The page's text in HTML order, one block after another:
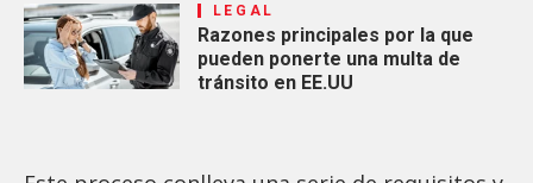
LEGAL
Razones principales por la que
pueden ponerte una multa de
tránsito en EE.UU